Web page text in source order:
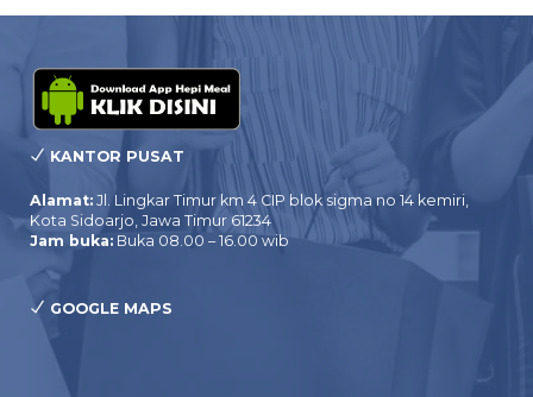
KANTOR PUSAT
Alamat: Jl. Lingkar Timur km 4 CIP blok sigma no 14 kemiri,
Kota Sidoarjo, Jawa Timur 61234
Jam buka: Buka 08.00 – 16.00 wib
GOOGLE MAPS